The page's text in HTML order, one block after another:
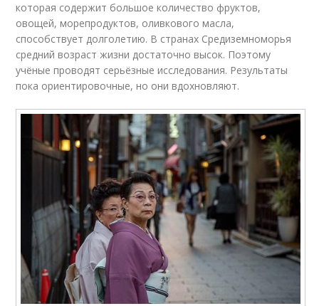
которая содержит большое количество фруктов,
овощей, морепродуктов, оливкового масла,
способствует долголетию. В странах Средиземноморья
средний возраст жизни достаточно высок. Поэтому
учёные проводят серьёзные исследования. Результаты
пока ориентировочные, но они вдохновляют.